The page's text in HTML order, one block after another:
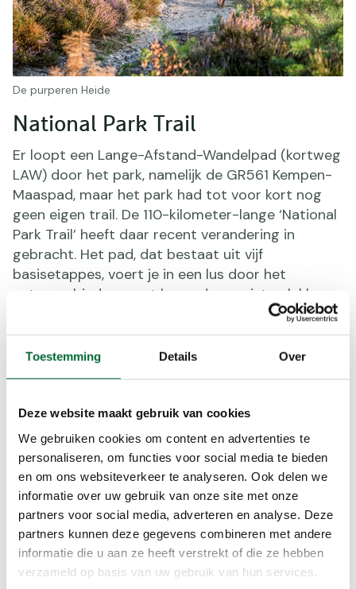
Toestemming Details Over
Deze website maakt gebruik van cookies
We gebruiken cookies om content en advertenties te
personaliseren, om functies voor social media te bieden
en om ons websiteverkeer te analyseren. Ook delen we
informatie over uw gebruik van onze site met onze
partners voor social media, adverteren en analyse. Deze
partners kunnen deze gegevens combineren met andere
informatie die u aan ze heeft verstrekt of die ze hebben
verzameld op basis van uw gebruik van hun services.
De purperen Heide
National Park Trail
Er loopt een Lange-Afstand-Wandelpad (kortweg
LAW) door het park, namelijk de GR561 Kempen-
Maaspad, maar het park had tot voor kort nog
geen eigen trail. De 110-kilometer-lange ‘National
Park Trail’ heeft daar recent verandering in
gebracht. Het pad, dat bestaat uit vijf
basisetappes, voert je in een lus door het
natuurgebied en gaat langs de mooiste plekken
van de Hoge Kempen. De route biedt veel variatie,
inclusief zeven beklimmingen. Het is een van de
weinige wandelingen in Vlaanderen waar je
gedurende meer dan 100 kilometer amper
dagen helemaal één met de natuur.